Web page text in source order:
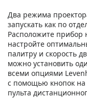
Два режима
запускать как по
Расположите прибор
настройте
палитру и скорость
можно установить
всеми опциями
с помощью кнопок на
пульта